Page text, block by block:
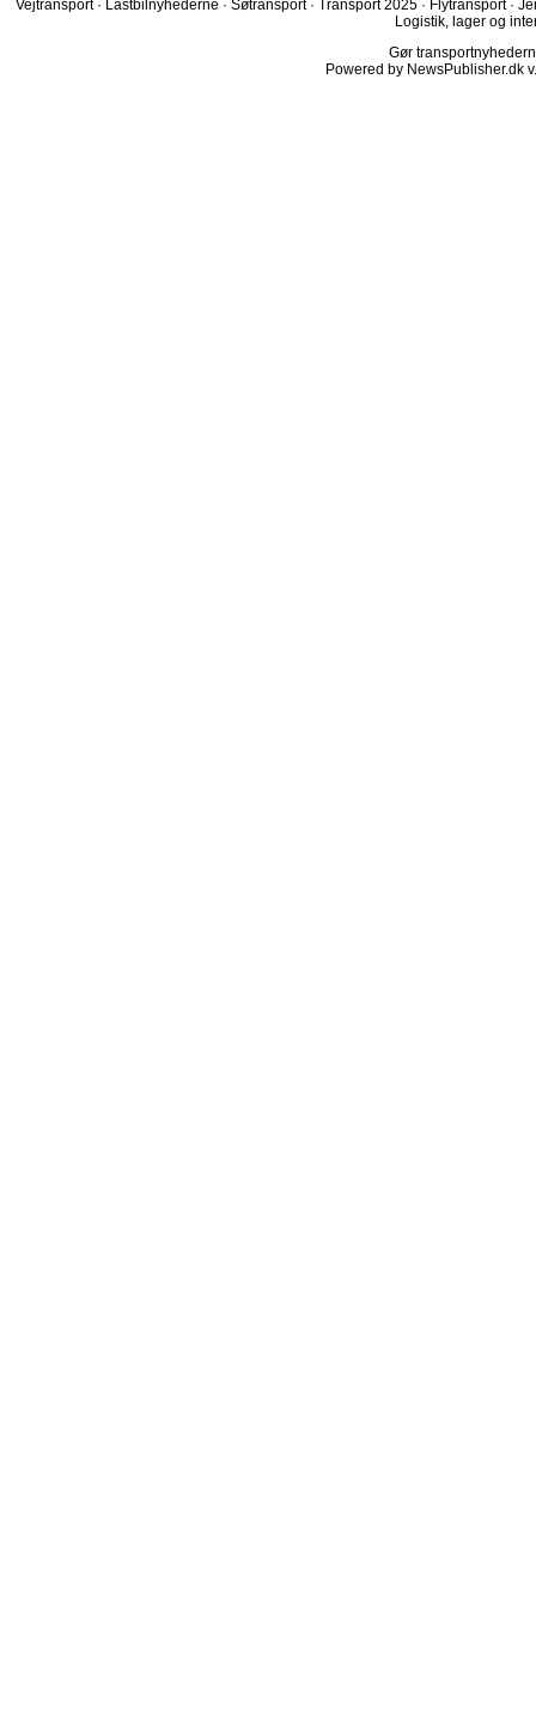
Vejtransport · Lastbilnyhederne · Søtransport · Transport 2025 · Flytransport ·
Logistik, lager og
Gør
Powered by NewsPublisher.dk